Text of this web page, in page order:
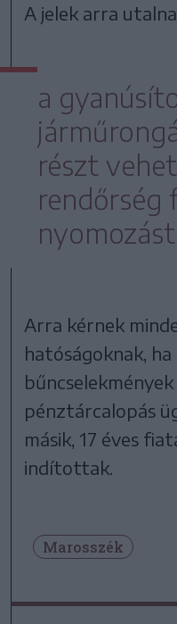
A jelek arra
a
részt
rendőrség
Arra kérnek
hatóságoknak, ha
pénztárcalopás
másik, 17 éves
indítottak.
Marosszék